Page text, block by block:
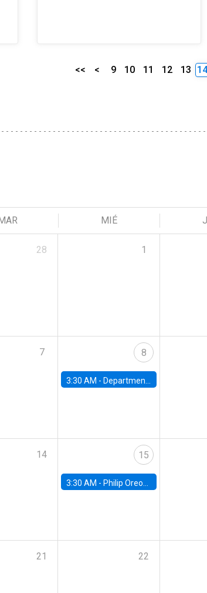
<< < 9 10 11 12 13 14
MAR MIÉ
28 1
7 8
3:30 AM - Department Seminar: James Robinson
14 15
3:30 AM - Philip Oreopolous, University of Toronto
21 22